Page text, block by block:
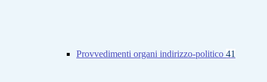
Provvedimenti organi indirizzo-politico 41